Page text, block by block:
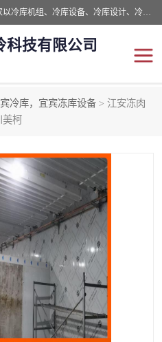
四川美柯冷冻库安装工程有限公司一家以冷库机组、冷库设备、冷库设计、冷冻库设备销售、冷库安装、冻库安装价格及技术服务为一体的综合企业，咨询热线：同等设备材料优惠10% 。公司各种类型安装组合式冷库、冷冻库、冷藏库、气调保鲜库、并提供成套设备供应、安装与调试、维护与维修、技术咨询、操作维修人员技术培训等
科技有限公司
冷库，宜宾冻库设备 > 江安冻肉
柯
绵阳冻库,绵阳保鲜冷库
广元冻库安装,广元冻库造
价
遂宁冻库
泸州冻库，泸州冷库
自贡冻库组装
攀枝花冻库